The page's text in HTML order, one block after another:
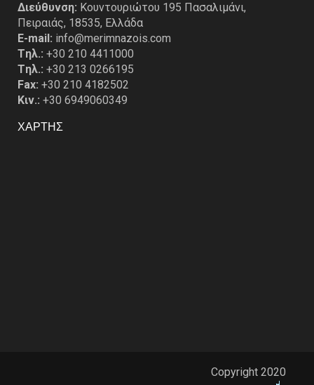
Διεύθυνση: Κουντουριώτου 195 Πασαλιμάνι,
Πειραιάς, 18535, Ελλάδα
E-mail: info@merimnazois.com
Tηλ.: +30 210 4411000
Tηλ.: +30 213 0266195
Fax: +30 210 4182502
Κιν.: +30 6949060349
ΧΑΡΤΗΣ
Copyright 2020